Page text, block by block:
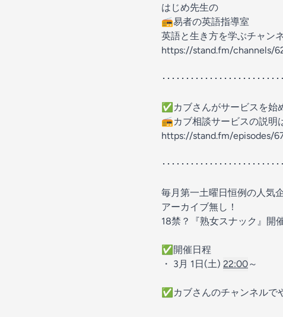
はじめ先生の
📻️易者の英語指導室
英語と生き方を学ぶチャン
https://stand.fm/channels/
･････････････････････････
✅️カブさんがサービスを始
📻️カブ相談サービスの説明
https://stand.fm/episodes/
････････････････････････
毎月第一土曜日恒例の人気
アーカイブ無し！
18禁？『熟女スナック』開
✅開催日程
・ 3月 1日(土) 22:00～
✅️カブさんのチャンネルで